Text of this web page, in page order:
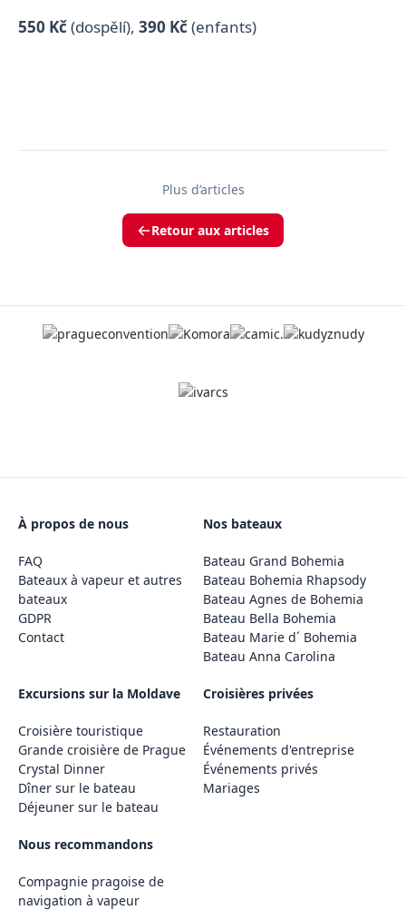
550 Kč(dospělí), 390 Kč(enfants)
Plus d’articles
Retour aux articles
À propos de nous
FAQ
Bateaux à vapeur et autres
bateaux
GDPR
Contact
Nos bateaux
Bateau Grand Bohemia
Bateau Bohemia Rhapsody
Bateau Agnes de Bohemia
Bateau Bella Bohemia
Bateau Marie d´ Bohemia
Bateau Anna Carolina
Excursions sur la Moldave
Croisière touristique
Grande croisière de Prague
Crystal Dinner
Dîner sur le bateau
Déjeuner sur le bateau
Croisières privées
Restauration
Événements d'entreprise
Événements privés
Mariages
Nous recommandons
Compagnie pragoise de
navigation à vapeur